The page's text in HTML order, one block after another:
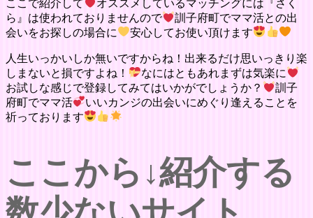
ここで紹介して
オススメしているマッチングには『さく
ら』は使われておりませんので
訓子府町でママ活との出
会いをお探しの場合に
安心してお使い頂けます
人生いっかいしか無いですからね！出来るだけ思いっきり楽
しまないと損ですよね！
なにはともあれまずは気楽に
お試しな感じで登録してみてはいかがでしょうか？
訓子
府町でママ活
いいカンジの出会いにめぐり逢えることを
祈っております
ここから↓紹介する